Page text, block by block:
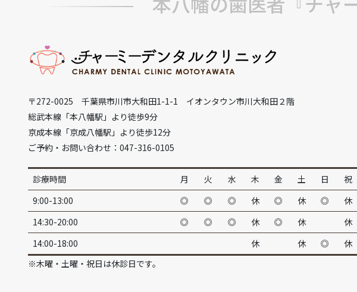
〒272-0025 千葉県市川市大和田1-1-1 イオンタウン市川大和田２階
総武本線「本八幡駅」より徒歩9分
京成本線「京成八幡駅」より徒歩12分
ご予約・お問い合わせ：047-316-0105
診療時間 月 火 水 木 金 土 日
祝
9:00-13:00
◎ ◎ ◎ 休 ◎ 休 ◎
休
14:30-20:00
◎ ◎ ◎ 休 ◎ 休
休
14:00-18:00
休 休 ◎
休
※木曜・土曜・祝日は休診日です。